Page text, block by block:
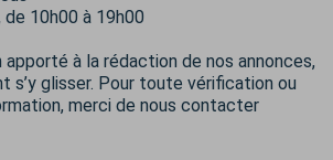
de 10h00 à 19h00
à la rédaction de nos annonces,
s’y glisser. Pour toute vérification ou
merci de nous contacter